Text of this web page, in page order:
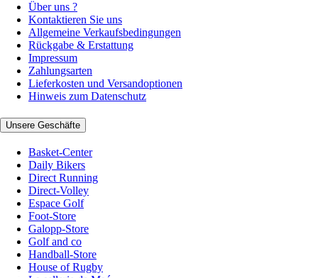
Über uns ?
Kontaktieren Sie uns
Allgemeine Verkaufsbedingungen
Rückgabe & Erstattung
Impressum
Zahlungsarten
Lieferkosten und Versandoptionen
Hinweis zum Datenschutz
Unsere Geschäfte
Basket-Center
Daily Bikers
Direct Running
Direct-Volley
Espace Golf
Foot-Store
Galopp-Store
Golf and co
Handball-Store
House of Rugby